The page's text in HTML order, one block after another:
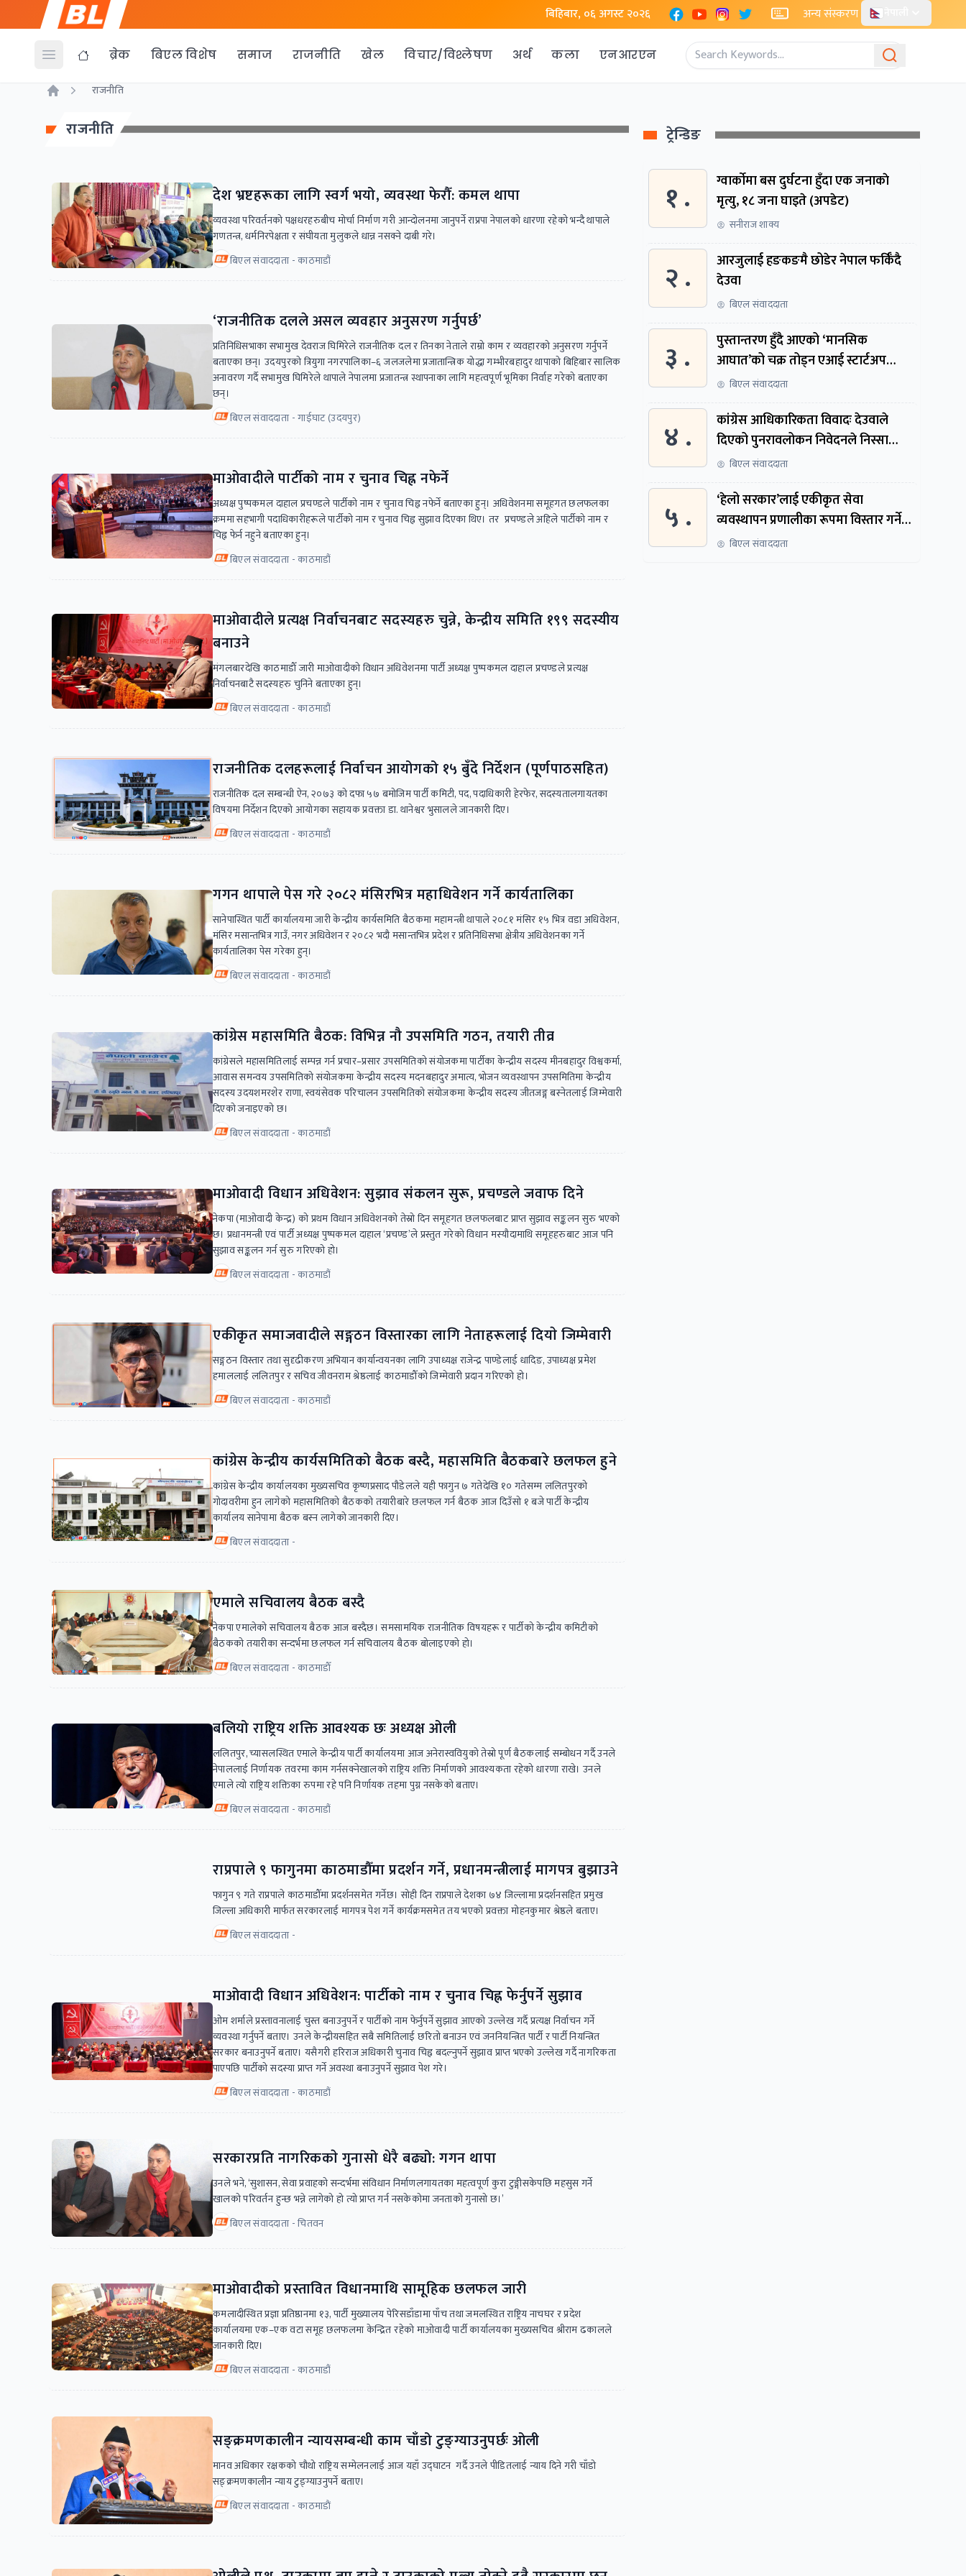
बिहिबार, ०६ अगस्ट २०२६ FacebookYouTubeInstagram
X अन्य संस्करण
Open menu ब्रेक बिएल विशेष समाज राजनीति खेल विचार/विश्लेषण अर्थ कला एनआरएन
राजनीति
राजनीति
देश भ्रष्टहरूका लागि स्वर्ग भयो, व्यवस्था फेरौँ: कमल थापा
व्यवस्था परिवर्तनको पक्षधरहरुबीच मोर्चा निर्माण गरी आन्दोलनमा जानुपर्ने राप्रपा नेपालको धारणा रहेको भन्दै थापाले
गणतन्त्र, धर्मनिरपेक्षता र संघीयता मुलुकले धान्न नसक्ने दाबी गरे।
बिएल संवाददाता - काठमाडौं
‘राजनीतिक दलले असल व्यवहार अनुसरण गर्नुपर्छ’
प्रतिनिधिसभाका सभामुख देवराज घिमिरेले राजनीतिक दल र तिनका नेताले राम्रो काम र व्यवहारको अनुसरण गर्नुपर्ने
बताएका छन्। उदयपुरको त्रियुगा नगरपालिका–६ जलजलेमा प्रजातान्त्रिक योद्धा गम्भीरबहादुर थापाको बिहिबार सालिक
अनावरण गर्दै सभामुख घिमिरेले थापाले नेपालमा प्रजातन्त्र स्थापनाका लागि महत्वपूर्ण भूमिका निर्वाह गरेकाे बताएका
छन्।
बिएल संवाददाता - गाईघाट (उदयपुर)
माओवादीले पार्टीको नाम र चुनाव चिह्न नफेर्ने
अध्यक्ष पुष्पकमल दाहाल प्रचण्डले पार्टीको नाम र चुनाव चिह्न नफेर्ने बताएका हुन्। अधिवेशनमा समूहगत छलफलका
क्रममा सहभागी पदाधिकारीहरूले पार्टीको नाम र चुनाव चिह्न सुझाव दिएका थिए। तर प्रचण्डले अहिले पार्टीको नाम र
चिह्न फेर्न नहुने बताएका हुन्।
बिएल संवाददाता - काठमाडौं
माओवादीले प्रत्यक्ष निर्वाचनबाट सदस्यहरु चुन्ने, केन्द्रीय समिति १९९ सदस्यीय
बनाउने
मंगलबारदेखि काठमाडाैँ जारी माओवादीकाे विधान अधिवेशनमा पार्टी अध्यक्ष पुष्पकमल दाहाल प्रचण्डले प्रत्यक्ष
निर्वाचनबाटै सदस्यहरु चुनिने बताएका हुन्।
बिएल संवाददाता - काठमाडौं
राजनीतिक दलहरूलाई निर्वाचन आयोगको १५ बुँदे निर्देशन (पूर्णपाठसहित)
राजनीतिक दल सम्बन्धी ऐन, २०७३ को दफा ५७ बमोजिम पार्टी कमिटी, पद, पदाधिकारी हेरफेर, सदस्यतालगायतका
विषयमा निर्देशन दिएको आयोगका सहायक प्रवक्ता डा. थानेश्वर भुसालले जानकारी दिए।
बिएल संवाददाता - काठमाडौं
गगन थापाले पेस गरे २०८२ मंसिरभित्र महाधिवेशन गर्ने कार्यतालिका
सानेपास्थित पार्टी कार्यालयमा जारी केन्द्रीय कार्यसमिति बैठकमा महामन्त्री थापाले २०८१ मंसिर १५ भित्र वडा अधिवेशन,
मंसिर मसान्तभित्र गाउँ, नगर अधिवेशन र २०८२ भदौ मसान्तभित्र प्रदेश र प्रतिनिधिसभा क्षेत्रीय अधिवेशनका गर्ने
कार्यतालिका पेस गरेका हुन्।
बिएल संवाददाता - काठमाडौं
कांग्रेस महासमिति बैठक: विभिन्न नौ उपसमिति गठन, तयारी तीव्र
कांग्रेसले महासमितिलाई सम्पन्न गर्न प्रचार–प्रसार उपसमितिको संयोजकमा पार्टीका केन्द्रीय सदस्य मीनबहादुर विश्वकर्मा,
आवास समन्वय उपसमितिको संयोजकमा केन्द्रीय सदस्य मदनबहादुर अमात्य, भोजन व्यवस्थापन उपसमितिमा केन्द्रीय
सदस्य उदयशमरशेर राणा, स्वयंसेवक परिचालन उपसमितिको संयोजकमा केन्द्रीय सदस्य जीतजङ्ग बस्नेतलाई जिम्मेवारी
दिएको जनाइएको छ।
बिएल संवाददाता - काठमाडौं
माओवादी विधान अधिवेशन: सुझाव संकलन सुरू, प्रचण्डले जवाफ दिने
नेकपा (माओवादी केन्द्र) को प्रथम विधान अधिवेशनको तेस्रो दिन समूहगत छलफलबाट प्राप्त सुझाव सङ्कलन सुरु भएको
छ। प्रधानमन्त्री एवं पार्टी अध्यक्ष पुष्पकमल दाहाल ‘प्रचण्ड’ले प्रस्तुत गरेको विधान मस्यौदामाथि समूहहरुबाट आज पनि
सुझाव सङ्कलन गर्न सुरु गरिएको हो।
बिएल संवाददाता - काठमाडौं
एकीकृत समाजवादीले सङ्गठन विस्तारका लागि नेताहरूलाई दियाे जिम्मेवारी
सङ्गठन विस्तार तथा सुदृढीकरण अभियान कार्यान्वयनका लागि उपाध्यक्ष राजेन्द्र पाण्डेलाई धादिङ, उपाध्यक्ष प्रमेश
हमाललाई ललितपुर र सचिव जीवनराम श्रेष्ठलाई काठमाडौँको जिम्मेवारी प्रदान गरिएको हो।
बिएल संवाददाता - काठमाडौं
कांग्रेस केन्द्रीय कार्यसमितिको बैठक बस्दै, महासमिति बैठकबारे छलफल हुने
कांग्रेस केन्द्रीय कार्यालयका मुख्यसचिव कृष्णप्रसाद पौडेलले यही फागुन ७ गतेदेखि १० गतेसम्म ललितपुरको
गोदावरीमा हुन लागेको महासमितिको बैठकको तयारीबारे छलफल गर्न बैठक आज दिउँसो १ बजे पार्टी केन्द्रीय
कार्यालय सानेपामा बैठक बस्न लागेको जानकारी दिए।
बिएल संवाददाता -
एमाले सचिवालय बैठक बस्दै
नेकपा एमालेको सचिवालय बैठक आज बस्दैछ। समसामयिक राजनीतिक विषयहरू र पार्टीको केन्द्रीय कमिटीको
बैठकको तयारीका सन्दर्भमा छलफल गर्न सचिवालय बैठक बोलाइएको हो।
बिएल संवाददाता - काठमाडाैँ
बलियो राष्ट्रिय शक्ति आवश्यक छः अध्यक्ष ओली
ललितपुर, च्यासलस्थित एमाले केन्द्रीय पार्टी कार्यालयमा आज अनेरास्ववियुको तेस्रो पूर्ण बैठकलाई सम्बोधन गर्दै उनले
नेपाललाई निर्णायक तवरमा काम गर्नसक्नेखालको राष्ट्रिय शक्ति निर्माणको आवश्यकता रहेको धारणा राखे। उनले
एमाले त्यो राष्ट्रिय शक्तिका रुपमा रहे पनि निर्णायक तहमा पुग्न नसकेको बताए।
बिएल संवाददाता - काठमाडौं
राप्रपाले ९ फागुनमा काठमाडौँमा प्रदर्शन गर्ने, प्रधानमन्त्रीलाई मागपत्र बुझाउने
फागुन ९ गते राप्रपाले काठमाडौँमा प्रदर्शनसमेत गर्नेछ। सोही दिन राप्रपाले देशका ७४ जिल्लामा प्रदर्शनसहित प्रमुख
जिल्ला अधिकारी मार्फत सरकारलाई मागपत्र पेश गर्ने कार्यक्रमसमेत तय भएको प्रवक्ता मोहनकुमार श्रेष्ठले बताए।
बिएल संवाददाता -
माओवादी विधान अधिवेशन: पार्टीको नाम र चुनाव चिह्न फेर्नुपर्ने सुझाव
ओम शर्माले प्रस्तावनालाई चुस्त बनाउनुपर्ने र पार्टीको नाम फेर्नुपर्ने सुझाव आएको उल्लेख गर्दै प्रत्यक्ष निर्वाचन गर्ने
व्यवस्था गर्नुपर्ने बताए। उनले केन्द्रीयसहित सबै समितिलाई छरितो बनाउन एवं जननियन्त्रित पार्टी र पार्टी नियन्त्रित
सरकार बनाउनुपर्ने बताए। यसैगरी हरिराज अधिकारी चुनाव चिह्न बदल्नुपर्ने सुझाव प्राप्त भएको उल्लेख गर्दै नागरिकता
पाएपछि पार्टीको सदस्या प्राप्त गर्ने अवस्था बनाउनुपर्ने सुझाव पेश गरे।
बिएल संवाददाता - काठमाडौं
सरकारप्रति नागरिककाे गुनासो धेरै बढ्यो: गगन थापा
उनले भने, ‘सुशासन, सेवा प्रवाहको सन्दर्भमा संविधान निर्माणलगायतका महत्वपूर्ण कुरा टुङ्गीसकेपछि महसुस गर्ने
खालको परिवर्तन हुन्छ भन्ने लागेको हो त्यो प्राप्त गर्न नसकेकोमा जनताको गुनासो छ।’
बिएल संवाददाता - चितवन
माओवादीकाे प्रस्तावित विधानमाथि सामूहिक छलफल जारी
कमलादीस्थित प्रज्ञा प्रतिष्ठानमा १३, पार्टी मुख्यालय पेरिसडाँडामा पाँच तथा जमलस्थित राष्ट्रिय नाचघर र प्रदेश
कार्यालयमा एक–एक वटा समूह छलफलमा केन्द्रित रहेको माओवादी पार्टी कार्यालयका मुख्यसचिव श्रीराम ढकालले
जानकारी दिए।
बिएल संवाददाता - काठमाडौं
सङ्क्रमणकालीन न्यायसम्बन्धी काम चाँडो टुङ्ग्याउनुपर्छः ओली
मानव अधिकार रक्षकको चौथो राष्ट्रिय सम्मेलनलाई आज यहाँ उद्घाटन गर्दै उनले पीडितलाई न्याय दिने गरी चाँडो
सङ्क्रमणकालीन न्याय टुङ्ग्याउनुपर्ने बताए।
बिएल संवाददाता - काठमाडाैं
ट्रेन्डिङ
१ .
ग्वार्काेमा बस दुर्घटना हुँदा एक जनाकाे
मृत्यु, १८ जना घाइते (अपडेट)
सनीराज शाक्य
२ .
आरजुलाई हङकङमै छोडेर नेपाल फर्किँदै
देउवा
बिएल संवाददाता
३ .
पुस्तान्तरण हुँदै आएको ‘मानसिक
आघात’को चक्र तोड्न एआई स्टार्टअप
निर्माण गर्दै ३ नेपाली
बिएल संवाददाता
४ .
कांग्रेस आधिकारिकता विवादः देउवाले
दिएको पुनरावलोकन निवेदनले निस्सा
पायो, फेरि सुरुदेखि सुनुवाइ हुने
बिएल संवाददाता
५ .
‘हेलो सरकार’लाई एकीकृत सेवा
व्यवस्थापन प्रणालीका रूपमा विस्तार गर्ने
तयारी
बिएल संवाददाता